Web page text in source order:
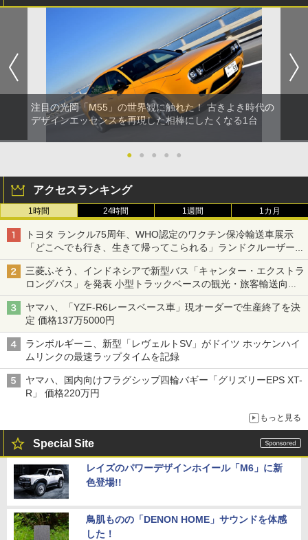
注目の光岡「M55」の世界観に触れた！ 古きよき時代の
デザインエッセンスを再現した相棒にしたくなる1台
● ● ● ● ●
アクセスランキング
1時間 24時間 1週間 1カ月
トヨタ ランクル75周年、WHO認定のワクチン保冷輸送車展示
「どこへでも行き、生きて帰ってこられる」ランドクルーザーで
命をつなぐ
三菱ふそう、インドネシアで新型バス「キャンター・エクストラ
ロングバス」を発表 小型トラックベースの観光・旅客輸送向け
バス
ヤマハ、「YZF-R6レースベース車」現オーダーで生産終了を決
定 価格137万5000円
ランボルギーニ、新型「レヴェルトSV」がドイツ ホッケンハイ
ムリンクの最速ラップタイムを記録
ヤマハ、国内向けフラグシップ四輪バギー「グリズリーEPS XT-
R」 価格220万円
もっと見る
Special Site
レイズのパワーデザインホイール「M6」に新
色登場!!
鳥肌ものの「DENON HOME」サウンドを体感
した！